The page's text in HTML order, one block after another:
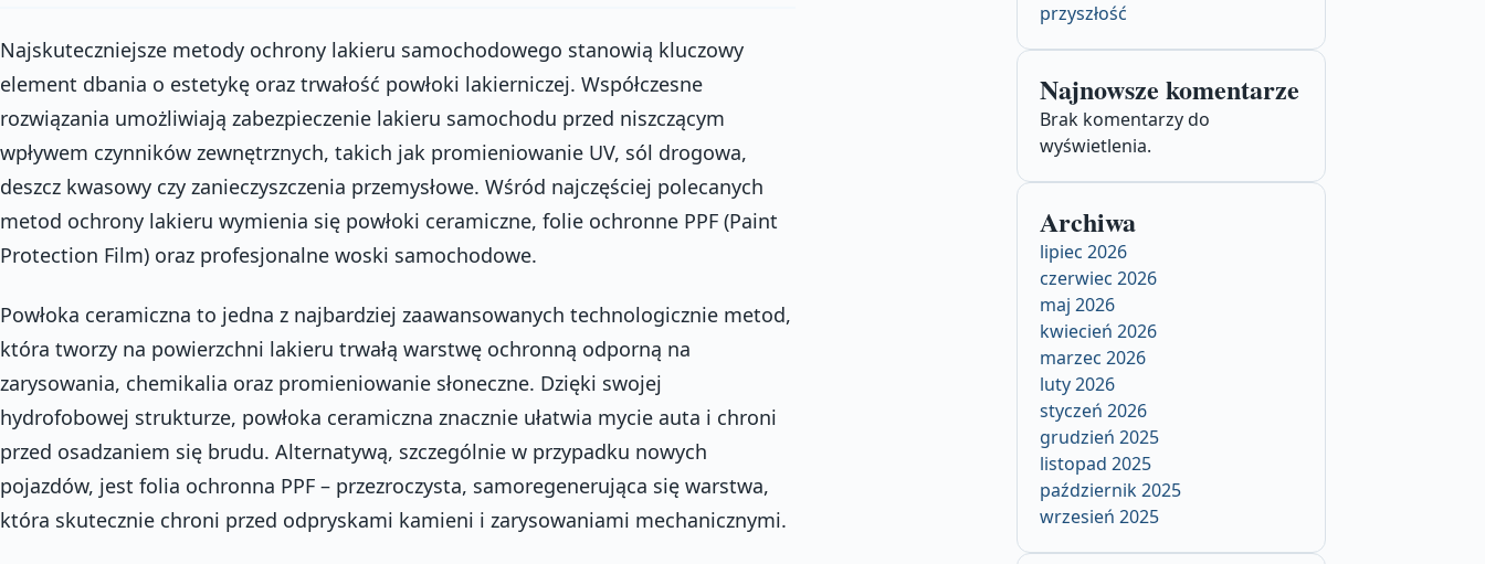
Najskuteczniejsze metody ochrony lakieru samochodowego stanowią kluczowy
element dbania o estetykę oraz trwałość powłoki lakierniczej. Współczesne
rozwiązania umożliwiają zabezpieczenie lakieru samochodu przed niszczącym
wpływem czynników zewnętrznych, takich jak promieniowanie UV, sól drogowa,
deszcz kwasowy czy zanieczyszczenia przemysłowe. Wśród najczęściej polecanych
metod ochrony lakieru wymienia się powłoki ceramiczne, folie ochronne PPF (Paint
Protection Film) oraz profesjonalne woski samochodowe.
Powłoka ceramiczna to jedna z najbardziej zaawansowanych technologicznie metod,
która tworzy na powierzchni lakieru trwałą warstwę ochronną odporną na
zarysowania, chemikalia oraz promieniowanie słoneczne. Dzięki swojej
hydrofobowej strukturze, powłoka ceramiczna znacznie ułatwia mycie auta i chroni
przed osadzaniem się brudu. Alternatywą, szczególnie w przypadku nowych
pojazdów, jest folia ochronna PPF – przezroczysta, samoregenerująca się warstwa,
która skutecznie chroni przed odpryskami kamieni i zarysowaniami mechanicznymi.
przyszłość
Najnowsze komentarze
Brak komentarzy do
wyświetlenia.
Archiwa
lipiec 2026
czerwiec 2026
maj 2026
kwiecień 2026
marzec 2026
luty 2026
styczeń 2026
grudzień 2025
listopad 2025
październik 2025
wrzesień 2025